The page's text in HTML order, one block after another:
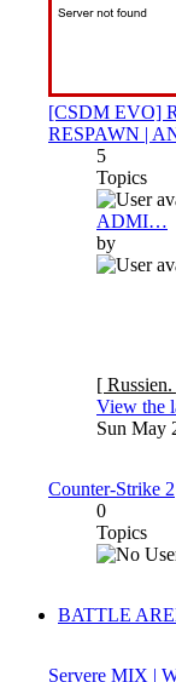
[CSDM EVO]
RESPAWN |
5
Topics
ADMI…
by
[
View the
Sun May
Counter-Strike 2
0
Topics
BATTLE
Servere MIX |